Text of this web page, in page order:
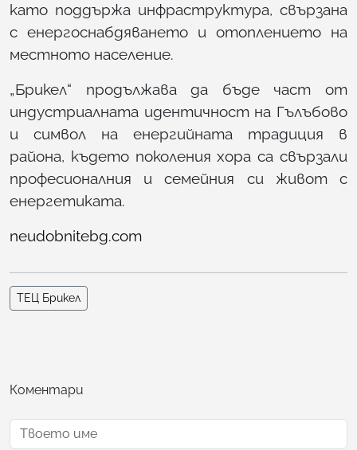
като поддържа инфраструктура, свързана
с енергоснабдяването и отоплението на
местното население.
„Брикел“ продължава да бъде част от
индустриалната идентичност на Гълъбово
и символ на енергийната традиция в
района, където поколения хора са свързали
професионалния и семейния си живот с
енергетиката.
neudobnitebg.com
ТЕЦ Брикел
Коментари